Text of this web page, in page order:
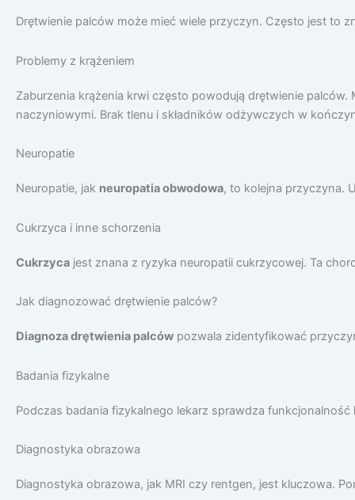
Drętwienie palców może mieć wiele przyczyn. Często jest to
Problemy z krążeniem
Zaburzenia krążenia krwi często powodują drętwienie
naczyniowymi. Brak tlenu i składników odżywczych w
Neuropatie
Neuropatie, jak neuropatia obwodowa, to kolejna przyczyna.
Cukrzyca i inne schorzenia
Cukrzyca jest znana z ryzyka neuropatii cukrzycowej. Ta
Jak diagnozować drętwienie palców?
Diagnoza drętwienia palców pozwala zidentyfikować
Badania fizykalne
Podczas badania fizykalnego lekarz sprawdza
Diagnostyka obrazowa
Diagnostyka obrazowa, jak MRI czy rentgen, jest kluczowa.